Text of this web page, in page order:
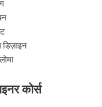
डिज़ाइन
कोर्स